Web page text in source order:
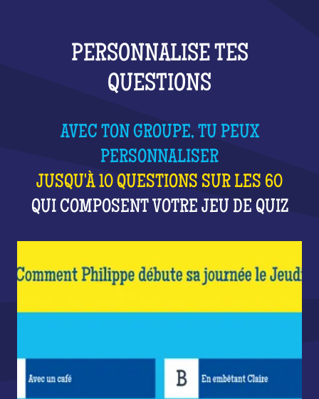
PERSONNALISE TES
QUESTIONS
AVEC TON GROUPE, TU PEUX
PERSONNALISER
JUSQU'À 10 QUESTIONS SUR LES 60
QUI COMPOSENT VOTRE JEU DE QUIZ